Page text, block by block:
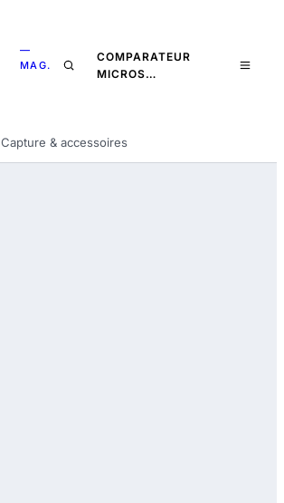
—
MAG.
COMPARATEUR
MICROS…
Capture & accessoires